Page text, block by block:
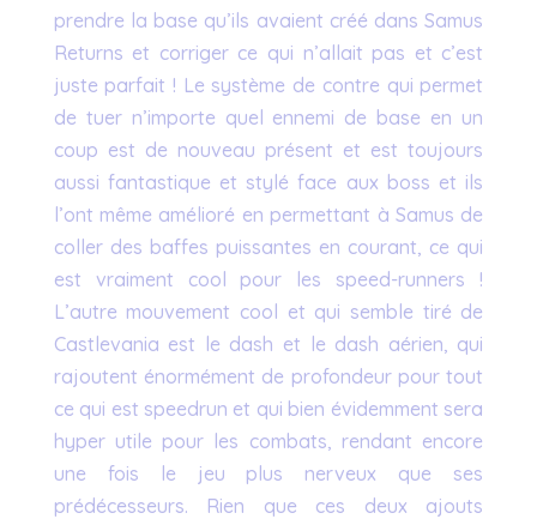
prendre la base qu’ils avaient créé dans Samus
Returns et corriger ce qui n’allait pas et c’est
juste parfait ! Le système de contre qui permet
de tuer n’importe quel ennemi de base en un
coup est de nouveau présent et est toujours
aussi fantastique et stylé face aux boss et ils
l’ont même amélioré en permettant à Samus de
coller des baffes puissantes en courant, ce qui
est vraiment cool pour les speed-runners !
L’autre mouvement cool et qui semble tiré de
Castlevania est le dash et le dash aérien, qui
rajoutent énormément de profondeur pour tout
ce qui est speedrun et qui bien évidemment sera
hyper utile pour les combats, rendant encore
une fois le jeu plus nerveux que ses
prédécesseurs. Rien que ces deux ajouts